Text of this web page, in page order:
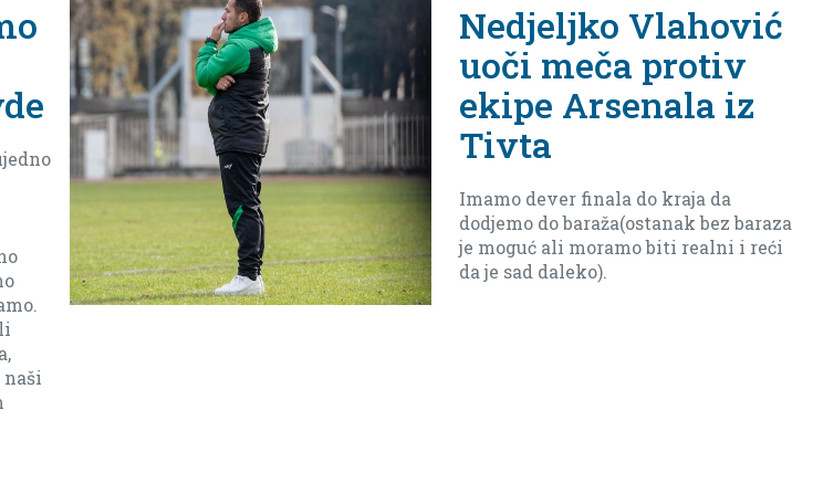
Nedjeljko Vlahović
uoči meča protiv
ekipe Arsenala iz
Tivta
Imamo dever finala do kraja da
dodjemo do baraža(ostanak bez baraza
je moguć ali moramo biti realni i reći
da je sad daleko).